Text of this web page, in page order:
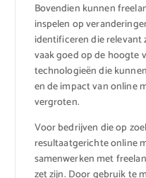
Bovendien kunnen
inspelen op
identificeren die relevant
vaak goed op de hoogte
technologieën die
en de impact van online
vergroten.
Voor bedrijven die op
resultaatgerichte online
samenwerken met